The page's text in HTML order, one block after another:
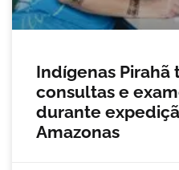
Indígenas Pirahã
consultas e
durante
Amazonas